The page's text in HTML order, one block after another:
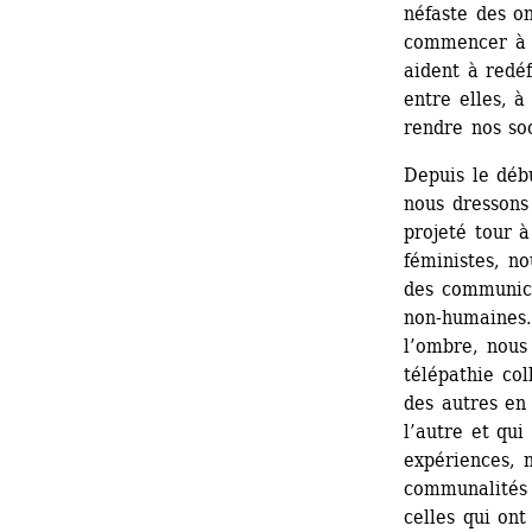
néfaste des
commencer
aident à
entre elles, à
rendre nos
Depuis le
nous
projeté tour
féministes,
des
non-
l’ombre,
télépathie
des autres en
l’autre et qui
expériences,
celles qui ont